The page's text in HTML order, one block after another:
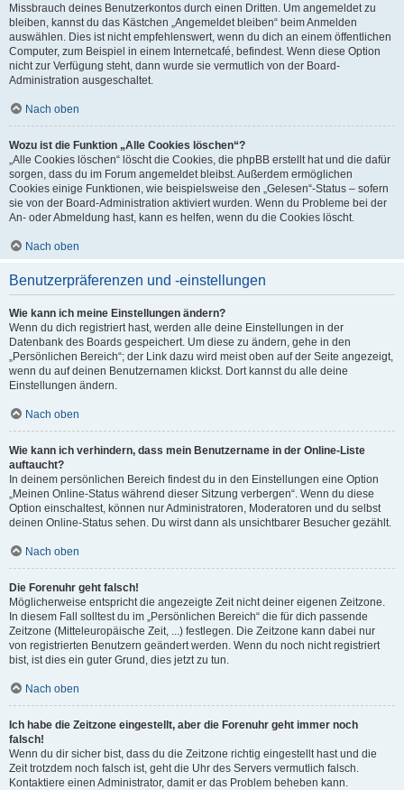
Missbrauch deines Benutzerkontos durch einen Dritten. Um angemeldet zu
bleiben, kannst du das Kästchen „Angemeldet bleiben“ beim Anmelden
auswählen. Dies ist nicht empfehlenswert, wenn du dich an einem öffentlichen
Computer, zum Beispiel in einem Internetcafé, befindest. Wenn diese Option
nicht zur Verfügung steht, dann wurde sie vermutlich von der Board-
Administration ausgeschaltet.
Nach oben
Wozu ist die Funktion „Alle Cookies löschen“?
„Alle Cookies löschen“ löscht die Cookies, die phpBB erstellt hat und die dafür
sorgen, dass du im Forum angemeldet bleibst. Außerdem ermöglichen
Cookies einige Funktionen, wie beispielsweise den „Gelesen“-Status – sofern
sie von der Board-Administration aktiviert wurden. Wenn du Probleme bei der
An- oder Abmeldung hast, kann es helfen, wenn du die Cookies löscht.
Nach oben
Benutzerpräferenzen und -einstellungen
Wie kann ich meine Einstellungen ändern?
Wenn du dich registriert hast, werden alle deine Einstellungen in der
Datenbank des Boards gespeichert. Um diese zu ändern, gehe in den
„Persönlichen Bereich“; der Link dazu wird meist oben auf der Seite angezeigt,
wenn du auf deinen Benutzernamen klickst. Dort kannst du alle deine
Einstellungen ändern.
Nach oben
Wie kann ich verhindern, dass mein Benutzername in der Online-Liste
auftaucht?
In deinem persönlichen Bereich findest du in den Einstellungen eine Option
„Meinen Online-Status während dieser Sitzung verbergen“. Wenn du diese
Option einschaltest, können nur Administratoren, Moderatoren und du selbst
deinen Online-Status sehen. Du wirst dann als unsichtbarer Besucher gezählt.
Nach oben
Die Forenuhr geht falsch!
Möglicherweise entspricht die angezeigte Zeit nicht deiner eigenen Zeitzone.
In diesem Fall solltest du im „Persönlichen Bereich“ die für dich passende
Zeitzone (Mitteleuropäische Zeit, ...) festlegen. Die Zeitzone kann dabei nur
von registrierten Benutzern geändert werden. Wenn du noch nicht registriert
bist, ist dies ein guter Grund, dies jetzt zu tun.
Nach oben
Ich habe die Zeitzone eingestellt, aber die Forenuhr geht immer noch
falsch!
Wenn du dir sicher bist, dass du die Zeitzone richtig eingestellt hast und die
Zeit trotzdem noch falsch ist, geht die Uhr des Servers vermutlich falsch.
Kontaktiere einen Administrator, damit er das Problem beheben kann.